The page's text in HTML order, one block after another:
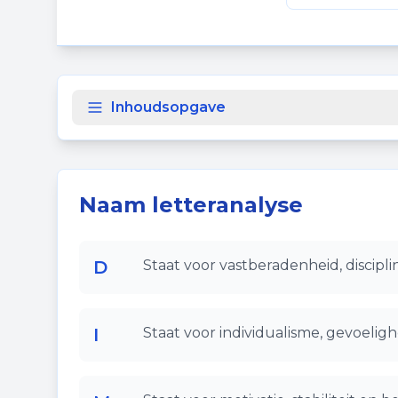
Inhoudsopgave
Naam letteranalyse
D Staat voor vastberadenheid,
I Staat voor individualisme,